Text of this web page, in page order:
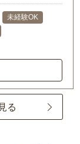
未経験OK
る